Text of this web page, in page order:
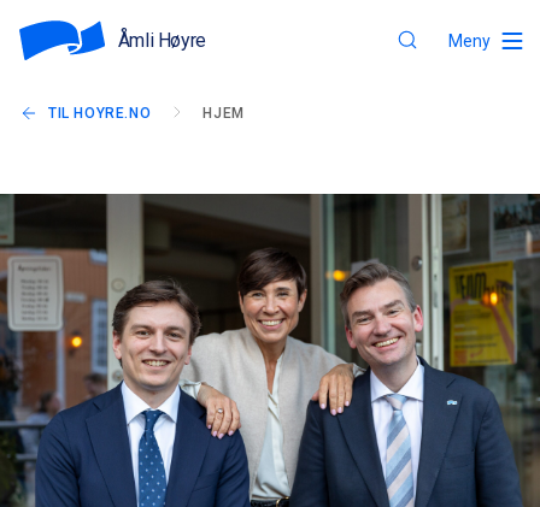
Åmli Høyre Meny
TIL HOYRE.NO HJEM